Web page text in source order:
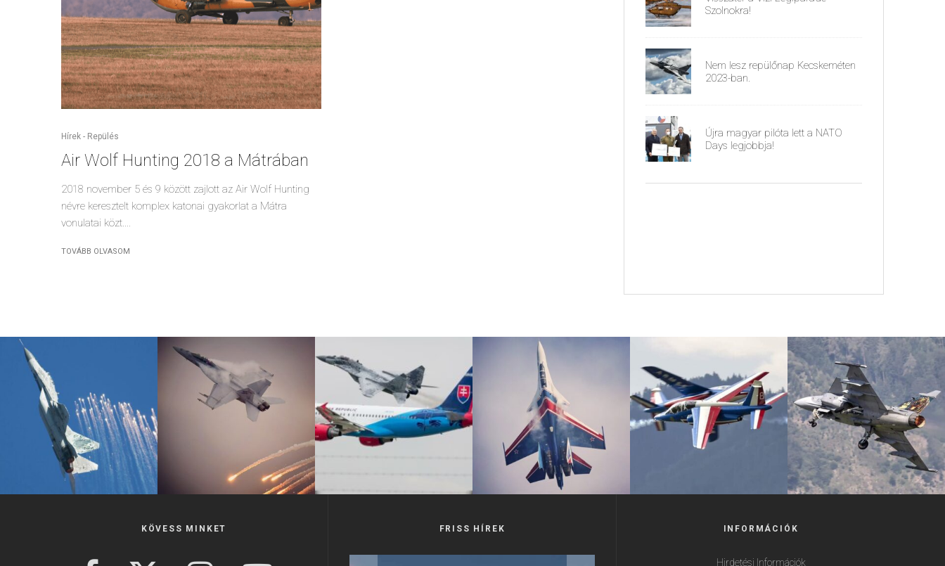
Hírek - Repülés
Air Wolf Hunting 2018 a Mátrában
2018 november 5 és 9 között zajlott az Air Wolf Hunting
névre keresztelt komplex katonai gyakorlat a Mátra
vonulatai közt....
TOVÁBB OLVASOM
Szolnokra!
Nem lesz repülőnap Kecskeméten
2023-ban.
Újra magyar pilóta lett a NATO
Days legjobbja!
KÖVESS MINKET FRISS HÍREK INFORMÁCIÓK
Hirdetési Információk